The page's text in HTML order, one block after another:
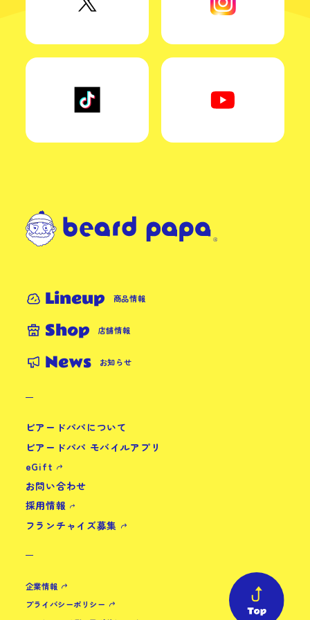
Lineup 商品情報
Shop 店舗情報
News お知らせ
ビアードパパについて
ビアードパパ モバイルアプリ
eGift
お問い合わせ
採用情報
フランチャイズ募集
企業情報
プライバシーポリシー